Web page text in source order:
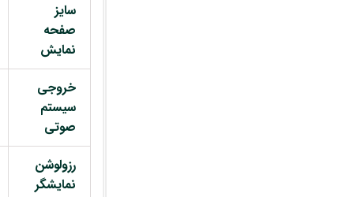
سایز
صفحه
نمایش
خروجی
سیستم
صوتی
رزولوشن
نمایشگر